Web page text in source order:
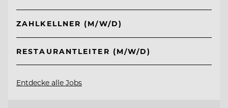
ZAHLKELLNER (M/W/D)
RESTAURANTLEITER (M/W/D)
Entdecke alle Jobs